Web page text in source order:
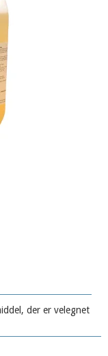
der er velegnet